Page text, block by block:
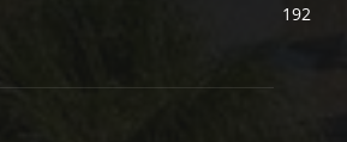
192